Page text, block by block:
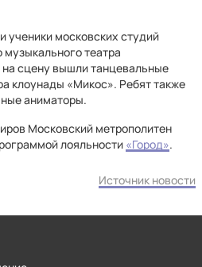
ученики московских студий
музыкального театра
сцену вышли танцевальные
клоунады «Микос». Ребят также
аниматоры.
Московский метрополитен
лояльности «Город».
Источник новости